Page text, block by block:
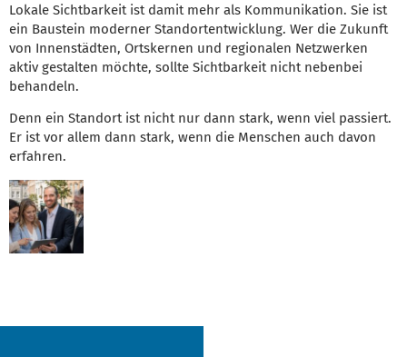
Lokale Sichtbarkeit ist damit mehr als Kommunikation. Sie ist
ein Baustein moderner Standortentwicklung. Wer die Zukunft
von Innenstädten, Ortskernen und regionalen Netzwerken
aktiv gestalten möchte, sollte Sichtbarkeit nicht nebenbei
behandeln.
Denn ein Standort ist nicht nur dann stark, wenn viel passiert.
Er ist vor allem dann stark, wenn die Menschen auch davon
erfahren.